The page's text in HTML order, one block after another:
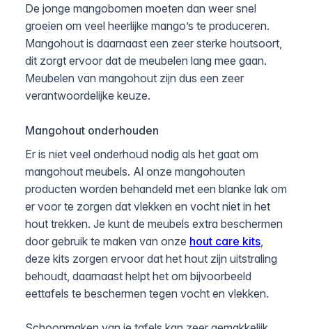
De jonge mangobomen moeten dan weer snel
groeien om veel heerlijke mango’s te produceren.
Mangohout is daarnaast een zeer sterke houtsoort,
dit zorgt ervoor dat de meubelen lang mee gaan.
Meubelen van mangohout zijn dus een zeer
verantwoordelijke keuze.
Mangohout onderhouden
Er is niet veel onderhoud nodig als het gaat om
mangohout meubels. Al onze mangohouten
producten worden behandeld met een blanke lak om
er voor te zorgen dat vlekken en vocht niet in het
hout trekken. Je kunt de meubels extra beschermen
door gebruik te maken van onze hout care kits
deze kits zorgen ervoor dat het hout zijn uitstraling
behoudt, daarnaast helpt het om bijvoorbeeld
eettafels te beschermen tegen vocht en vlekken.